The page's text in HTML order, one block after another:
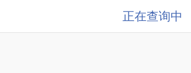
正在查询中